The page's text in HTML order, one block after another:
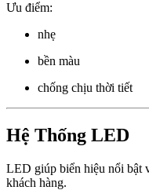
Ưu điểm:
nhẹ
bền màu
chống chịu thời tiết
Hệ Thống LED
LED giúp biển hiệu nổi bật
khách hàng.